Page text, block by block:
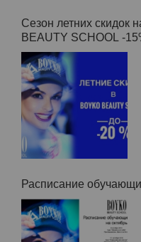
Сезон летних скидок
BEAUTY SCHOOL -